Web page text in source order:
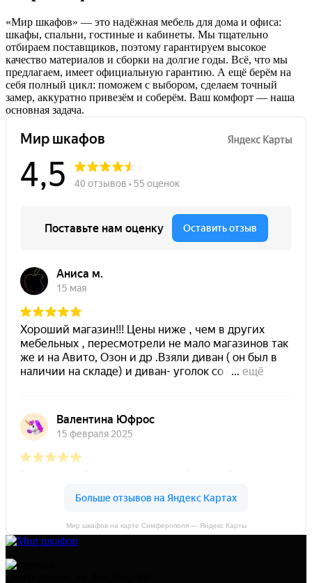
«Мир шкафов» — это надёжная мебель для дома и офиса:
шкафы, спальни, гостиные и кабинеты. Мы тщательно
отбираем поставщиков, поэтому гарантируем высокое
качество материалов и сборки на долгие годы. Всё, что мы
предлагаем, имеет официальную гарантию. А ещё берём на
себя полный цикл: поможем с выбором, сделаем точный
замер, аккуратно привезём и соберём. Ваш комфорт — наша
основная задача.
Мир шкафов на карте Симферополя — Яндекс Карты